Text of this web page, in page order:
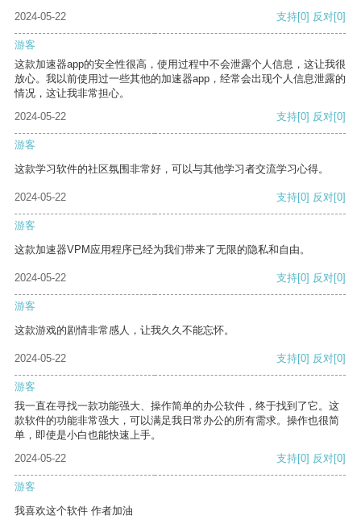
2024-05-22 支持[0] 反对[0]
游客
这款加速器app的安全性很高，使用过程中不会泄露个人信息，这让我很
放心。我以前使用过一些其他的加速器app，经常会出现个人信息泄露的
情况，这让我非常担心。
2024-05-22
支持[0] 反对[0]
游客
这款学习软件的社区氛围非常好，可以与其他学习者交流学习心得。
2024-05-22 支持[0] 反对[0]
游客
这款加速器VPM应用程序已经为我们带来了无限的隐私和自由。
2024-05-22 支持[0] 反对[0]
游客
这款游戏的剧情非常感人，让我久久不能忘怀。
2024-05-22 支持[0] 反对[0]
游客
我一直在寻找一款功能强大、操作简单的办公软件，终于找到了它。这
款软件的功能非常强大，可以满足我日常办公的所有需求。操作也很简
单，即使是小白也能快速上手。
2024-05-22
支持[0] 反对[0]
游客
我喜欢这个软件 作者加油